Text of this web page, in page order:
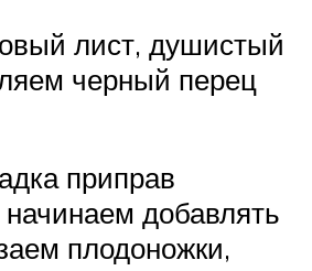
лист, душистый
черный перец
приправ
начинаем добавлять
плодоножки,